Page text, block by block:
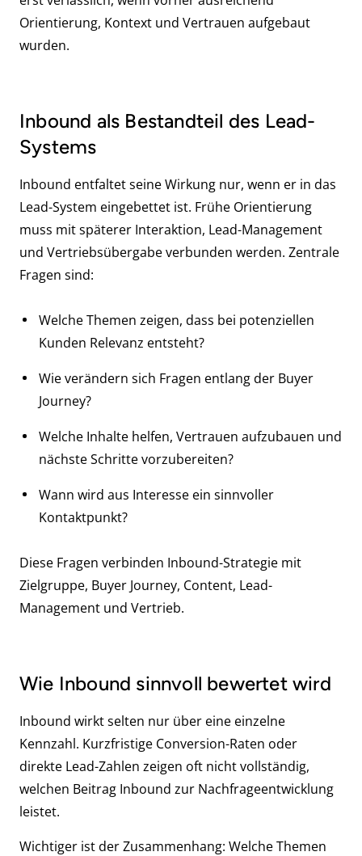
Orientierung, Kontext und Vertrauen aufgebaut
wurden.
Inbound als Bestandteil des Lead-
Systems
Inbound entfaltet seine Wirkung nur, wenn er in das
Lead-System eingebettet ist. Frühe Orientierung
muss mit späterer Interaktion, Lead-Management
und Vertriebsübergabe verbunden werden. Zentrale
Fragen sind:
Welche Themen zeigen, dass bei potenziellen
Kunden Relevanz entsteht?
Wie verändern sich Fragen entlang der Buyer
Journey?
Welche Inhalte helfen, Vertrauen aufzubauen und
nächste Schritte vorzubereiten?
Wann wird aus Interesse ein sinnvoller
Kontaktpunkt?
Diese Fragen verbinden Inbound-Strategie mit
Zielgruppe, Buyer Journey, Content, Lead-
Management und Vertrieb.
Wie Inbound sinnvoll bewertet wird
Inbound wirkt selten nur über eine einzelne
Kennzahl. Kurzfristige Conversion-Raten oder
direkte Lead-Zahlen zeigen oft nicht vollständig,
welchen Beitrag Inbound zur Nachfrageentwicklung
leistet.
Wichtiger ist der Zusammenhang: Welche Themen